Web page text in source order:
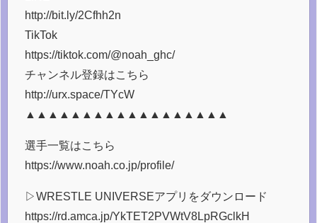
http://bit.ly/2Cfhh2n
TikTok
https://tiktok.com/@noah_ghc/
チャンネル登録はこちら
http://urx.space/TYcW
▲▲▲▲▲▲▲▲▲▲▲▲▲▲▲▲▲▲
選手一覧はこちら
https://www.noah.co.jp/profile/
▷WRESTLE UNIVERSEアプリをダウンロード
https://rd.amca.jp/YkTET2PVWtV8LpRGclkH